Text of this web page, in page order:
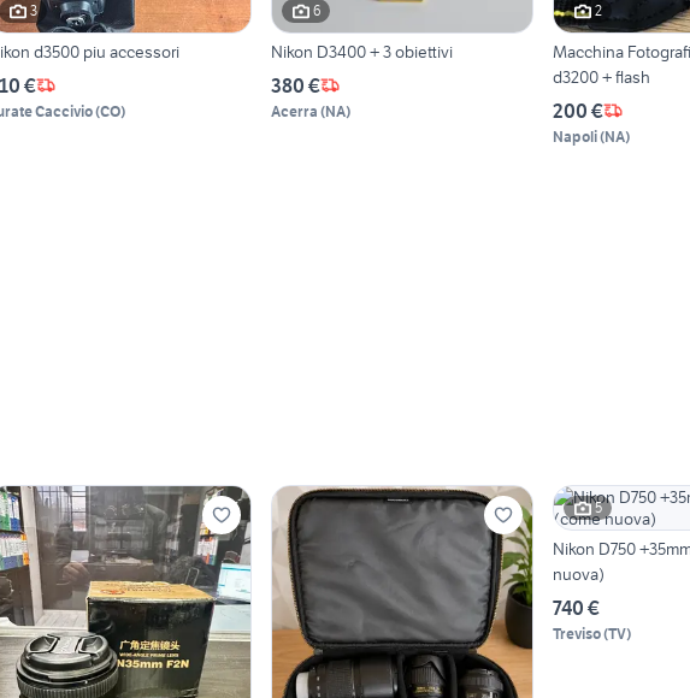
3
d3500 piu accessori
€
Caccivio(CO)
6
Nikon D3400 + 3 obiettivi
380 €
Acerra (NA)
2
Macchina
d3200 + flash
200 €
Napoli(NA)
5
Nikon D750
nuova)
740 €
Treviso(TV)